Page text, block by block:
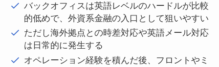
バックオフィスは英語レベルのハードルが比較
的低めで、外資系金融の入口として狙いやすい
ただし海外拠点との時差対応や英語メール対応
は日常的に発生する
オペレーション経験を積んだ後、フロントやミ